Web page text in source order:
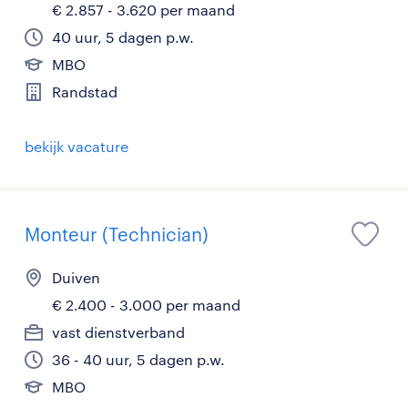
€ 2.857 - 3.620 per maand
40 uur, 5 dagen p.w.
MBO
Randstad
bekijk vacature
Monteur (Technician)
Duiven
€ 2.400 - 3.000 per maand
vast dienstverband
36 - 40 uur, 5 dagen p.w.
MBO